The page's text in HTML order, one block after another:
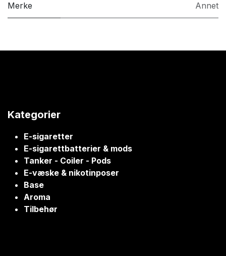
Merke Annet
Kategorier
E-sigaretter
E-sigarettbatterier & mods
Tanker - Coiler - Pods
E-væske & nikotinposer
Base
Aroma
Tilbehør